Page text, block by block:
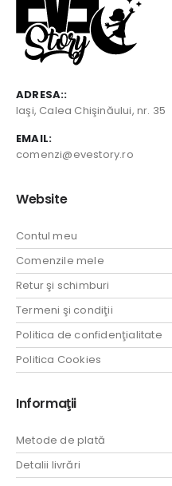
ADRESA::
Iaşi, Calea Chişinăului, nr. 35
EMAIL:
comenzi@evestory.ro
Website
Contul meu
Comenzile mele
Retur şi schimburi
Termeni şi condiţii
Politica de confidenţialitate
Politica Cookies
Informaţii
Metode de plată
Detalii livrări